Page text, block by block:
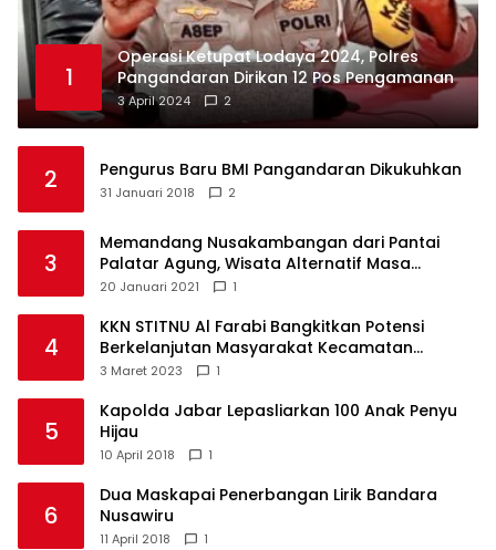
1
Operasi Ketupat Lodaya 2024, Polres
Pangandaran Dirikan 12 Pos Pengamanan
3 April 2024 2
2 Pengurus Baru BMI Pangandaran Dikukuhkan
31 Januari 2018 2
3
Memandang Nusakambangan dari Pantai
Palatar Agung, Wisata Alternatif Masa
Pandemi
20 Januari 2021 1
4
KKN STITNU Al Farabi Bangkitkan Potensi
Berkelanjutan Masyarakat Kecamatan
Langkaplancar
3 Maret 2023 1
5
Kapolda Jabar Lepasliarkan 100 Anak Penyu
Hijau
10 April 2018 1
6
Dua Maskapai Penerbangan Lirik Bandara
Nusawiru
11 April 2018 1